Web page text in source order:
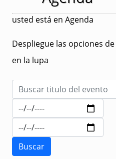
usted está en Agenda
Despliegue las opciones
en la lupa